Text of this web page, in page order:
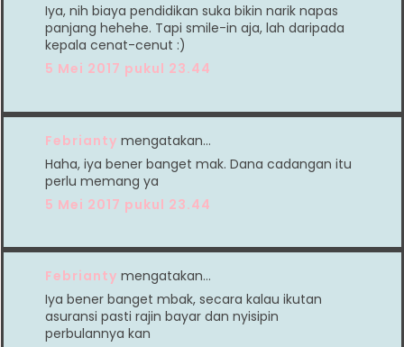
Iya, nih biaya pendidikan suka bikin narik napas
panjang hehehe. Tapi smile-in aja, lah daripada
kepala cenat-cenut :)
5 Mei 2017 pukul 23.44
Febrianty mengatakan…
Haha, iya bener banget mak. Dana cadangan itu
perlu memang ya
5 Mei 2017 pukul 23.44
Febrianty mengatakan…
Iya bener banget mbak, secara kalau ikutan
asuransi pasti rajin bayar dan nyisipin
perbulannya kan